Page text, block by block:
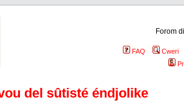
Forom
FAQ
Cweri
del sûtisté éndjolike